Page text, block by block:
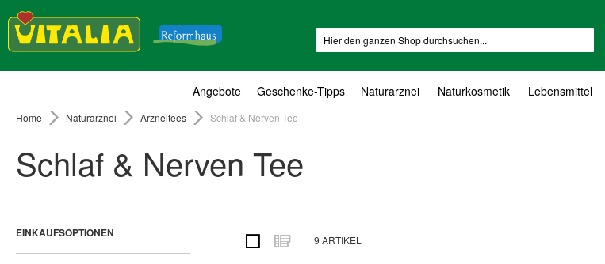
Angebote Geschenke-Tipps Naturarznei Naturkosmetik Lebensmittel
Home Naturarznei Arzneitees Schlaf & Nerven Tee
Schlaf & Nerven Tee
ANSICHT
ALS
Raster Liste
9 ARTIKEL
EINKAUFSOPTIONEN